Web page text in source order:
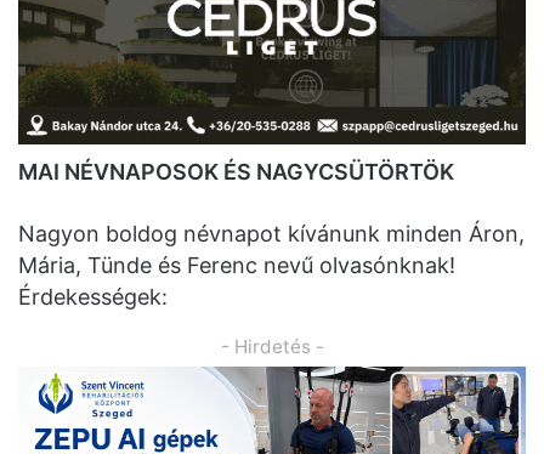
MAI NÉVNAPOSOK ÉS NAGYCSÜTÖRTÖK
Nagyon boldog névnapot kívánunk minden Áron,
Mária, Tünde és Ferenc nevű olvasónknak!
Érdekességek:
- Hirdetés -